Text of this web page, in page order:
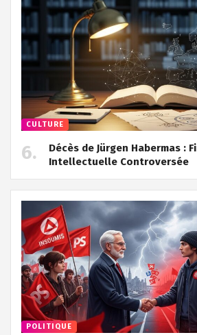
CULTURE
Décès de Jürgen Habermas :
Intellectuelle Controversée
POLITIQUE